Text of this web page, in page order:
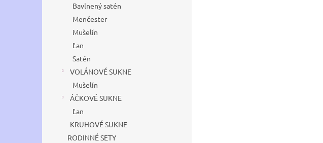
Bavlnený satén
Menčester
Mušelín
Ľan
Satén
VOLÁNOVÉ SUKNE
Mušelín
ÁČKOVÉ SUKNE
Ľan
KRUHOVÉ SUKNE
RODINNÉ SETY